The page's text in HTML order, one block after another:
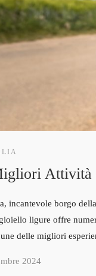
Attività
incantevole borgo
ligure offre
delle migliori
2024